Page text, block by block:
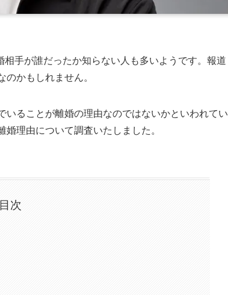
手が誰だったか知らない人も多いようです。報道
かもしれません。
いることが離婚の理由なのではないかといわれてい
理由について調査いたしました。
目次